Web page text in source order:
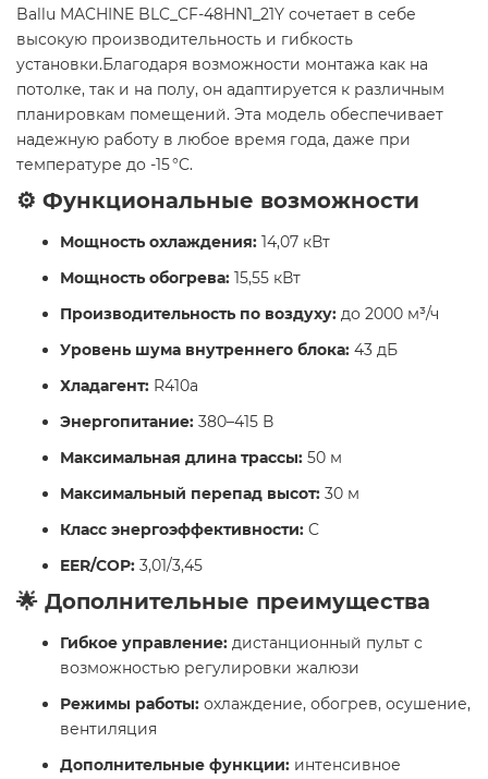
Ballu MACHINE BLC_CF-48HN1_21Y сочетает в себе
высокую производительность и гибкость
установки.Благодаря возможности монтажа как на
потолке, так и на полу, он адаптируется к различным
планировкам помещений. Эта модель обеспечивает
надежную работу в любое время года, даже при
температуре до -15 °C.
⚙️ Функциональные возможности
Мощность охлаждения: 14,07 кВт
Мощность обогрева: 15,55 кВт
Производительность по воздуху: до 2000 м³/ч
Уровень шума внутреннего блока: 43 дБ
Хладагент: R410a
Энергопитание: 380–415 В
Максимальная длина трассы: 50 м
Максимальный перепад высот: 30 м
Класс энергоэффективности: C
EER/COP: 3,01/3,45
🌟 Дополнительные преимущества
Гибкое управление: дистанционный пульт с
возможностью регулировки жалюзи
Режимы работы: охлаждение, обогрев, осушение,
вентиляция
Дополнительные функции: интенсивное